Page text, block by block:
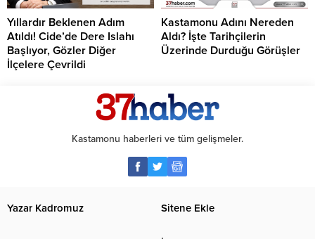
Yıllardır Beklenen Adım
Atıldı! Cide’de Dere Islahı
Başlıyor, Gözler Diğer
İlçelere Çevrildi
Kastamonu Adını Nereden
Aldı? İşte Tarihçilerin
Üzerinde Durduğu Görüşler
Kastamonu haberleri ve tüm gelişmeler.
Yazar Kadromuz Sitene Ekle